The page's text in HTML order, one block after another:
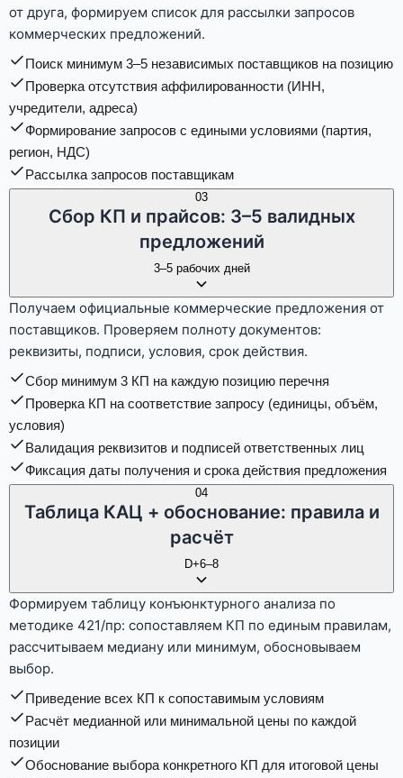
от друга, формируем список для рассылки запросов
коммерческих предложений.
Поиск минимум 3–5 независимых поставщиков на позицию
Проверка отсутствия аффилированности (ИНН,
учредители, адреса)
Формирование запросов с едиными условиями (партия,
регион, НДС)
Рассылка запросов поставщикам
03
Сбор КП и прайсов: 3–5 валидных
предложений
3–5 рабочих дней
Получаем официальные коммерческие предложения от
поставщиков. Проверяем полноту документов:
реквизиты, подписи, условия, срок действия.
Сбор минимум 3 КП на каждую позицию перечня
Проверка КП на соответствие запросу (единицы, объём,
условия)
Валидация реквизитов и подписей ответственных лиц
Фиксация даты получения и срока действия предложения
04
Таблица КАЦ + обоснование: правила и
расчёт
D+6–8
Формируем таблицу конъюнктурного анализа по
методике 421/пр: сопоставляем КП по единым правилам,
рассчитываем медиану или минимум, обосновываем
выбор.
Приведение всех КП к сопоставимым условиям
Расчёт медианной или минимальной цены по каждой
позиции
Обоснование выбора конкретного КП для итоговой цены